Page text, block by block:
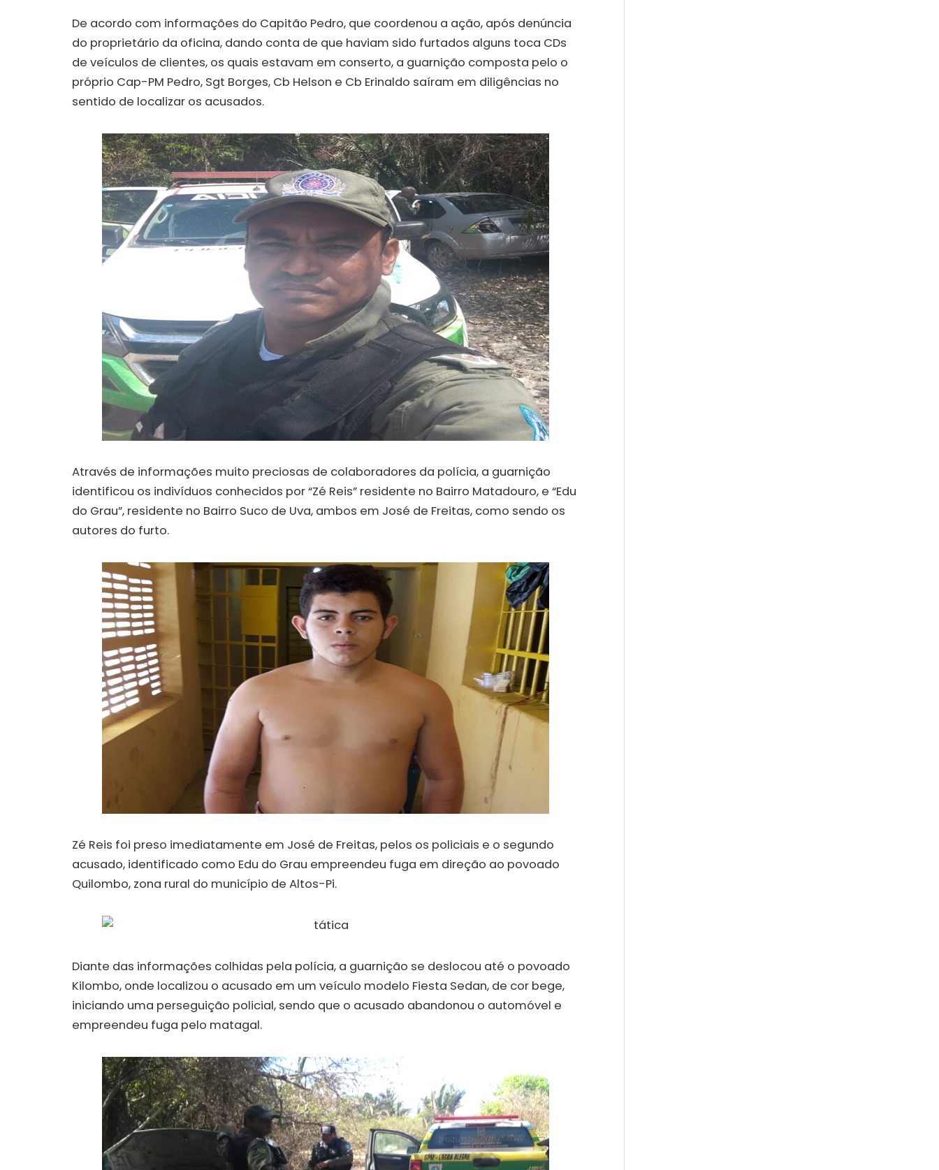
De acordo com informações do Capitão Pedro, que coordenou a ação, após denúncia
do proprietário da oficina, dando conta de que haviam sido furtados alguns toca CDs
de veículos de clientes, os quais estavam em conserto, a guarnição composta pelo o
próprio Cap-PM Pedro, Sgt Borges, Cb Helson e Cb Erinaldo saíram em diligências no
sentido de localizar os acusados.
Através de informações muito preciosas de colaboradores da polícia, a guarnição
identificou os indivíduos conhecidos por “Zé Reis” residente no Bairro Matadouro, e “Edu
do Grau”, residente no Bairro Suco de Uva, ambos em José de Freitas, como sendo os
autores do furto.
Zé Reis foi preso imediatamente em José de Freitas, pelos os policiais e o segundo
acusado, identificado como Edu do Grau empreendeu fuga em direção ao povoado
Quilombo, zona rural do município de Altos-Pi.
Diante das informações colhidas pela polícia, a guarnição se deslocou até o povoado
Kilombo, onde localizou o acusado em um veículo modelo Fiesta Sedan, de cor bege,
iniciando uma perseguição policial, sendo que o acusado abandonou o automóvel e
empreendeu fuga pelo matagal.